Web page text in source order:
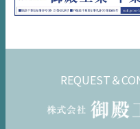
REQUEST＆